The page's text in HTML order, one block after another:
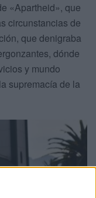
«Apartheid», que
circunstancias de
que denigraba
dónde
y mundo
supremacía de la